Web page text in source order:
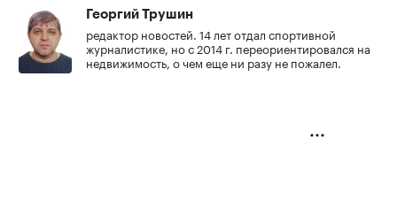
Георгий Трушин
редактор новостей. 14 лет отдал спортивной
журналистике, но с 2014 г. переориентировался на
недвижимость, о чем еще ни разу не пожалел.